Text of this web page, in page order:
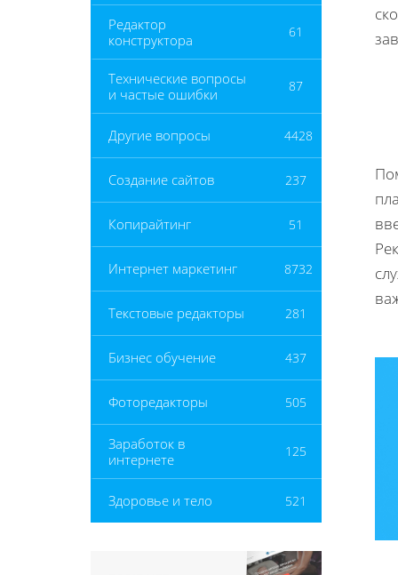
Редактор
конструктора
61
Технические вопросы
и частые ошибки
87
Другие вопросы 4428
Создание сайтов 237
Копирайтинг 51
Интернет маркетинг 8732
Текстовые редакторы 281
Бизнес обучение 437
Фоторедакторы 505
Заработок в
интернете
125
Здоровье и тело 521